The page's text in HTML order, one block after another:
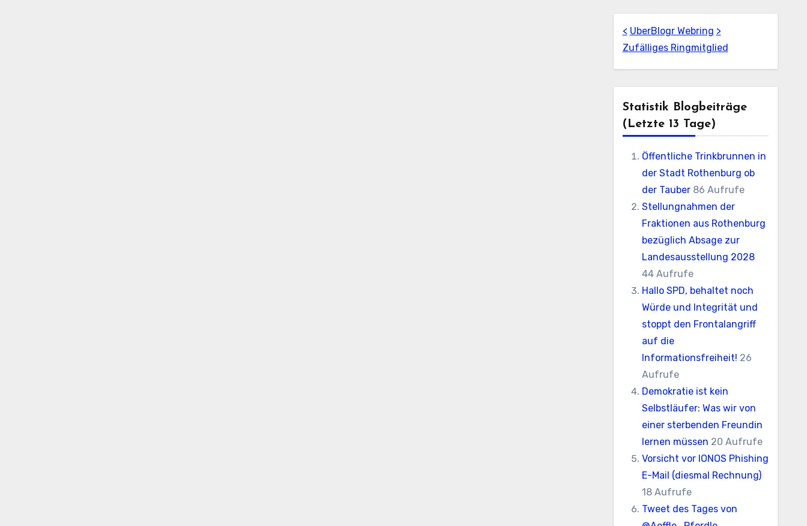
< UberBlogr Webring >
Zufälliges Ringmitglied
Statistik Blogbeiträge
(letzte 13 Tage)
Öffentliche Trinkbrunnen in
der Stadt Rothenburg ob
der Tauber 86 Aufrufe
Stellungnahmen der
Fraktionen aus Rothenburg
bezüglich Absage zur
Landesausstellung 2028
44 Aufrufe
Hallo SPD, behaltet noch
Würde und Integrität und
stoppt den Frontalangriff
auf die
Informationsfreiheit! 26
Aufrufe
Demokratie ist kein
Selbstläufer: Was wir von
einer sterbenden Freundin
lernen müssen 20 Aufrufe
Vorsicht vor IONOS Phishing
E-Mail (diesmal Rechnung)
18 Aufrufe
Tweet des Tages von